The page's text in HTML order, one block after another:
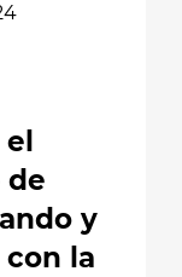
de
y
la